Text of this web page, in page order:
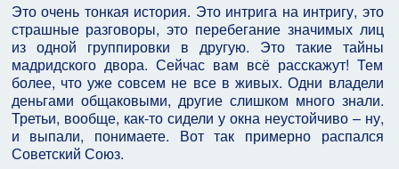
Это очень тонкая история. Это интрига на интригу, это
страшные разговоры, это перебегание значимых лиц
из одной группировки в другую. Это такие тайны
мадридского двора. Сейчас вам всё расскажут! Тем
более, что уже совсем не все в живых. Одни владели
деньгами общаковыми, другие слишком много знали.
Третьи, вообще, как-то сидели у окна неустойчиво – ну,
и выпали, понимаете. Вот так примерно распался
Советский Союз.